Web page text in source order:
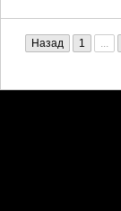
Назад 1 ...